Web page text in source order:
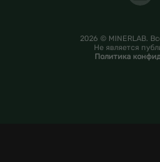
2026 © MINERLAB.
Не является
Политика